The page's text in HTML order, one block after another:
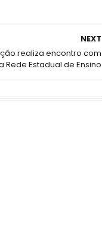
NEXT
realiza encontro com
Rede Estadual de Ensino